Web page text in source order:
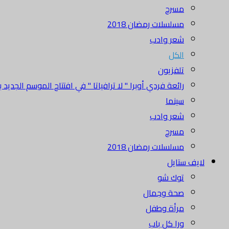
مسرح
مسلسلات رمضان 2018
شعر وادب
الكل
تلفزيون
رائعة فردي أوبرا " لا ترافياتا " في افتتاح الموسم الجديد
سينما
شعر وادب
مسرح
مسلسلات رمضان 2018
لايف ستايل
توك شو
صحة وجمال
مرأة وطفل
ورا كل باب